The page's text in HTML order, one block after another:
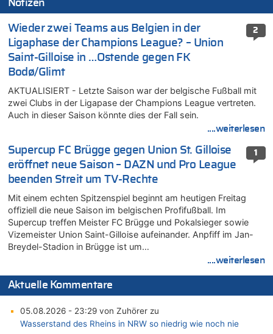
Notizen
2
Wieder zwei Teams aus Belgien in der
Ligaphase der Champions League? – Union
Saint-Gilloise in …Ostende gegen FK
Bodø/Glimt
AKTUALISIERT - Letzte Saison war der belgische Fußball mit
zwei Clubs in der Ligapase der Champions League vertreten.
Auch in dieser Saison könnte dies der Fall sein.
....weiterlesen
1
Supercup FC Brügge gegen Union St. Gilloise
eröffnet neue Saison – DAZN und Pro League
beenden Streit um TV-Rechte
Mit einem echten Spitzenspiel beginnt am heutigen Freitag
offiziell die neue Saison im belgischen Profifußball. Im
Supercup treffen Meister FC Brügge und Pokalsieger sowie
Vizemeister Union Saint-Gilloise aufeinander. Anpfiff im Jan-
Breydel-Stadion in Brügge ist um…
....weiterlesen
Aktuelle Kommentare
05.08.2026 - 23:29 von Zuhörer zu
Wasserstand des Rheins in NRW so niedrig wie noch nie